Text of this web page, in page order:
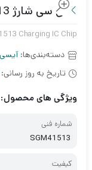
آی سی شارژ SGM41513
Charging IC Chip
دسته‌بندی‌ها:آیسی
تاریخ به روز رسانی:
ویژگی های محصول:
شماره فنی
SGM41513
کیفیت